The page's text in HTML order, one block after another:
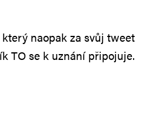
naopak za svůj tweet
TO se k uznání připojuje.